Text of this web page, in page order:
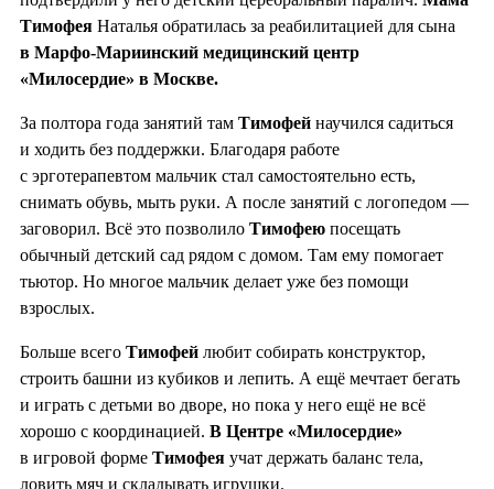
Тимофея Наталья обратилась за реабилитацией для сына
в Марфо-Мариинский медицинский центр
«Милосердие» в Москве.
За полтора года занятий там Тимофей научился садиться
и ходить без поддержки. Благодаря работе
с эрготерапевтом мальчик стал самостоятельно есть,
снимать обувь, мыть руки. А после занятий с логопедом —
заговорил. Всё это позволило Тимофею посещать
обычный детский сад рядом с домом. Там ему помогает
тьютор. Но многое мальчик делает уже без помощи
взрослых.
Больше всего Тимофей любит собирать конструктор,
строить башни из кубиков и лепить. А ещё мечтает бегать
и играть с детьми во дворе, но пока у него ещё не всё
хорошо с координацией. В Центре «Милосердие»
в игровой форме Тимофея учат держать баланс тела,
ловить мяч и складывать игрушки.